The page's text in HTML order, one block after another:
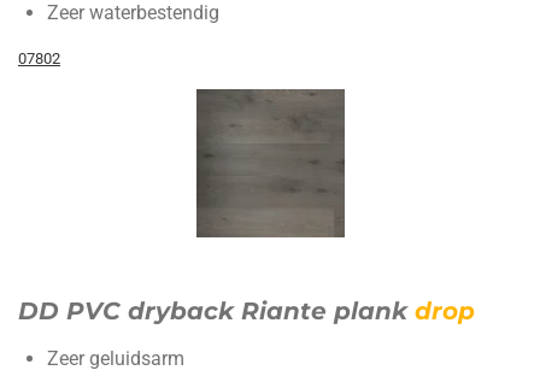
Zeer waterbestendig
07802
DD PVC dryback Riante plank drop
Zeer geluidsarm